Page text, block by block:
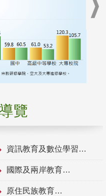
覽
資訊教育及數位學習
國際及兩岸教育
原住民族教育